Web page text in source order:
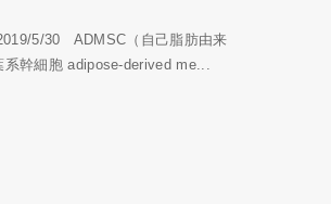
5/30 ADMSC（自己脂肪由来
系幹細胞 adipose-derived me...